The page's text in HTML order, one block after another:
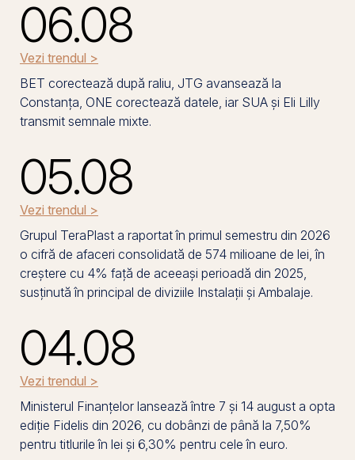
06.08
Vezi trendul >
BET corectează după raliu, JTG avansează la
Constanța, ONE corectează datele, iar SUA și Eli Lilly
transmit semnale mixte.
05.08
Vezi trendul >
Grupul TeraPlast a raportat în primul semestru din 2026
o cifră de afaceri consolidată de 574 milioane de lei, în
creștere cu 4% față de aceeași perioadă din 2025,
susținută în principal de diviziile Instalații și Ambalaje.
04.08
Vezi trendul >
Ministerul Finanțelor lansează între 7 și 14 august a opta
ediție Fidelis din 2026, cu dobânzi de până la 7,50%
pentru titlurile în lei și 6,30% pentru cele în euro.